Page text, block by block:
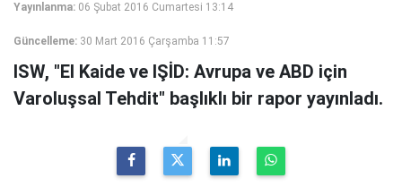
Yayınlanma: 06 Şubat 2016 Cumartesi 13:14
Güncelleme: 30 Mart 2016 Çarşamba 11:57
ISW, "El Kaide ve IŞİD: Avrupa ve ABD için
Varoluşsal Tehdit" başlıklı bir rapor yayınladı.